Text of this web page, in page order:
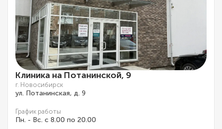
Клиника на Потанинской, 9
г. Новосибирск
ул. Потанинская, д. 9
График работы
Пн. - Вс. с 8.00 по 20.00